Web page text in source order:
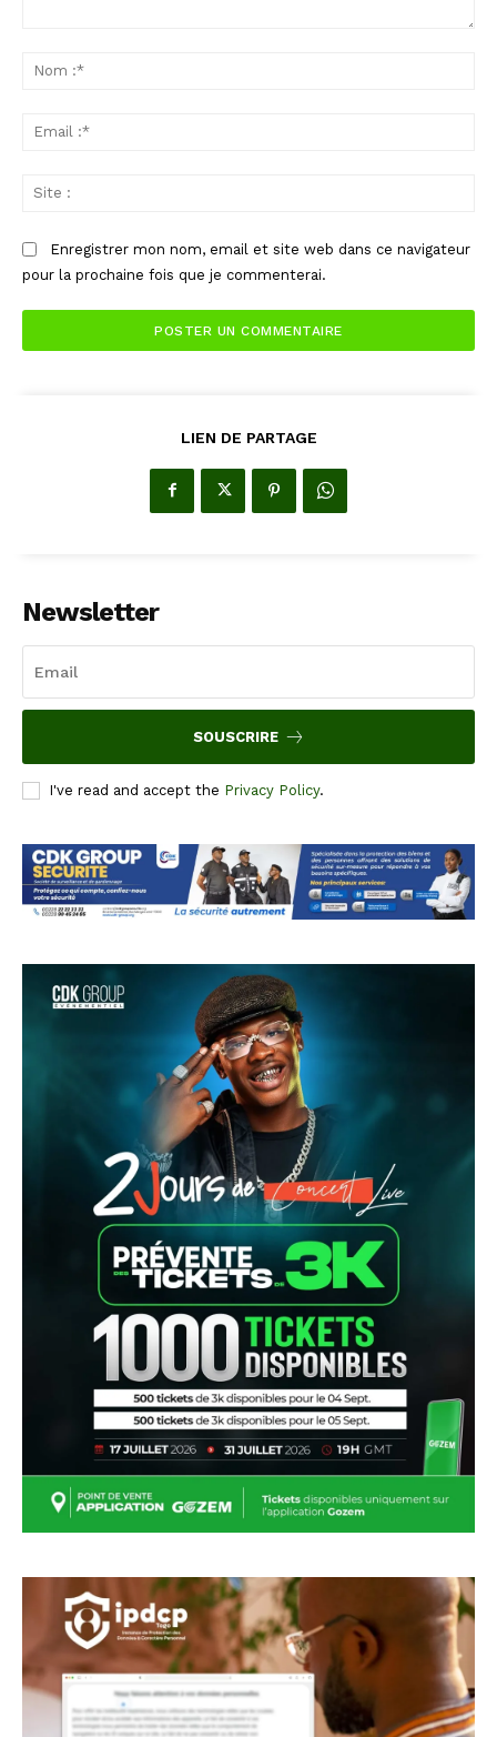
Enregistrer mon nom, email et site web dans ce navigateur
pour la prochaine fois que je commenterai.
LIEN DE PARTAGE
Newsletter
SOUSCRIRE
I've read and accept the Privacy Policy.